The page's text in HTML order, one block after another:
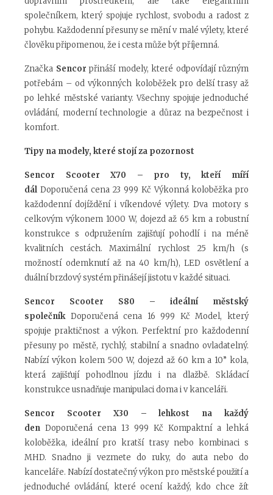
společníkem, který spojuje rychlost, svobodu a radost z
pohybu. Každodenní přesuny se mění v malé výlety, které
člověku připomenou, že i cesta může být příjemná.
Značka Sencor přináší modely, které odpovídají různým
potřebám – od výkonných koloběžek pro delší trasy až
po lehké městské varianty. Všechny spojuje jednoduché
ovládání, moderní technologie a důraz na bezpečnost i
komfort.
Tipy na modely, které stojí za pozornost
Sencor Scooter X70 – pro ty, kteří míří
dál Doporučená cena 23 999 Kč Výkonná koloběžka pro
každodenní dojíždění i víkendové výlety. Dva motory s
celkovým výkonem 1000 W, dojezd až 65 km a robustní
konstrukce s odpružením zajišťují pohodlí i na méně
kvalitních cestách. Maximální rychlost 25 km/h (s
možností odemknutí až na 40 km/h), LED osvětlení a
duální brzdový systém přinášejí jistotu v každé situaci.
Sencor Scooter S80 – ideální městský
společník Doporučená cena 16 999 Kč Model, který
spojuje praktičnost a výkon. Perfektní pro každodenní
přesuny po městě, rychlý, stabilní a snadno ovladatelný.
Nabízí výkon kolem 500 W, dojezd až 60 km a 10” kola,
která zajišťují pohodlnou jízdu i na dlažbě. Skládací
konstrukce usnadňuje manipulaci doma i v kanceláři.
Sencor Scooter X30 – lehkost na každý
den Doporučená cena 13 999 Kč Kompaktní a lehká
koloběžka, ideální pro kratší trasy nebo kombinaci s
MHD. Snadno ji vezmete do ruky, do auta nebo do
kanceláře. Nabízí dostatečný výkon pro městské použití a
jednoduché ovládání, které ocení každý, kdo chce žít